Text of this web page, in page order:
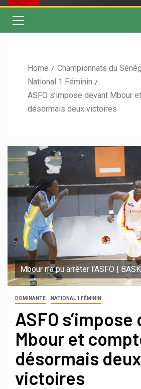
Home
Championnats du
National 1 Féminin
ASFO s’impose devant Mbour
désormais deux victoires
Mbour n'a pu arrêter l'ASFO |
DOMINANTE NATIONAL 1 FÉMININ
ASFO s’impose
Mbour et
désormais deux
victoires